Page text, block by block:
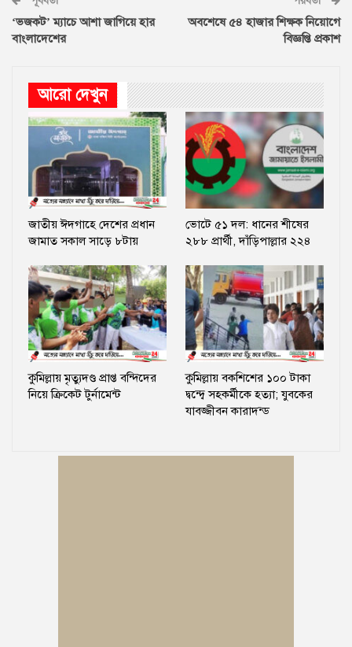
‘ভজকট’ ম্যাচে আশা জাগিয়ে হার
বাংলাদেশের
অবশেষে ৫৪ হাজার শিক্ষক নিয়োগে
বিজ্ঞপ্তি প্রকাশ
আরো দেখুন
জাতীয় ঈদগাহে দেশের প্রধান
জামাত সকাল সাড়ে ৮টায়
ভোটে ৫১ দল: ধানের শীষের
২৮৮ প্রার্থী, দাঁড়িপাল্লার ২২৪
কুমিল্লায় মৃত্যুদণ্ড প্রাপ্ত বন্দিদের
নিয়ে ক্রিকেট টুর্নামেন্ট
কুমিল্লায় বকশিশের ১০০ টাকা
দ্বন্দ্বে সহকর্মীকে হত্যা; যুবকের
যাবজ্জীবন কারাদন্ড